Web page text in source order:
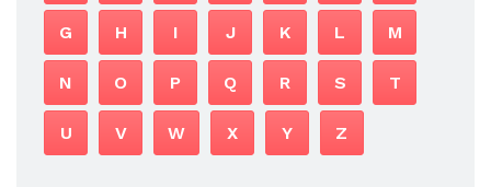
G H I J K L M
N O P Q R S T
U V W X Y Z